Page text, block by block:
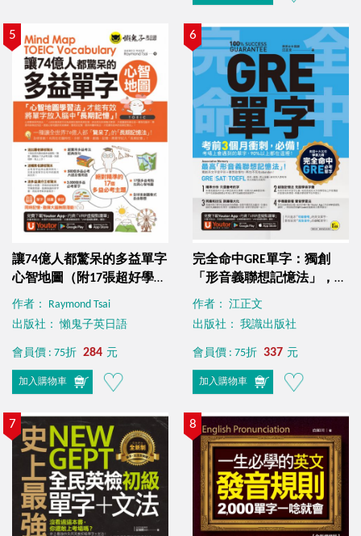
5
讓74億人都驚呆的多益單字
心智地圖（附17張超好學全
彩心智地圖拉頁＋「Youtor
App」內含VRP虛擬點讀
作者： Raymond Tsai
出版社： 懶鬼子英日語
會員價 : 75折 284 元
加入購物車
6
完全命中GRE單字：獨創
「形音義聯想記憶法」，輕
鬆記住2600個英文單字！
(免費附贈「Youtor App」
作者： 江正文
出版社： 我識出版社
會員價 : 75折 337 元
加入購物車
7 8